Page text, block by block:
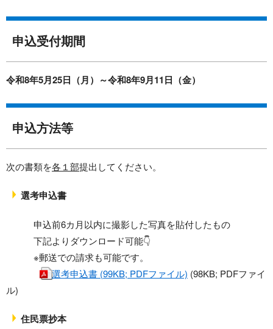
申込受付期間
令和8年5月25日（月）～令和8年9月11日（金）
申込方法等
次の書類を各１部提出してください。
選考申込書
申込前6カ月以内に撮影した写真を貼付したもの
下記よりダウンロード可能👇
※郵送での請求も可能です。
選考申込書 (99KB; PDFファイル) (98KB; PDFファイ
ル)
住民票抄本